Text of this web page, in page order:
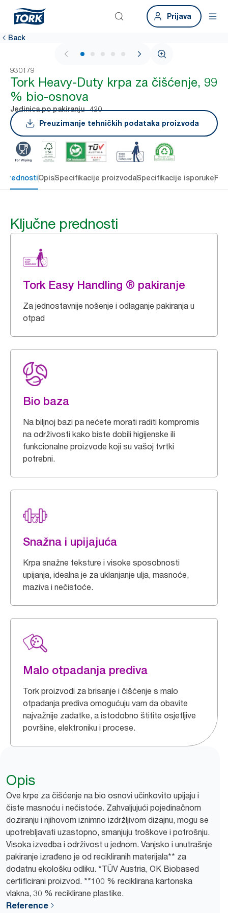
Prijava
Back
1 / 5
930179
Tork Heavy-Duty krpa za čišćenje, 99
% bio-osnova
Jedinica po pakiranju
420
Preuzimanje tehničkih podataka proizvoda
prednostiOpisSpecifikacije proizvodaSpecifikacije isporuke
Ključne prednosti
Tork Easy Handling ® pakiranje
Za jednostavnije nošenje i odlaganje pakiranja u
otpad
Bio baza
Na biljnoj bazi pa nećete morati raditi kompromis
na održivosti kako biste dobili higijenske ili
funkcionalne proizvode koji su vašoj tvrtki
potrebni.
Snažna i upijajuća
Krpa snažne teksture i visoke sposobnosti
upijanja, idealna je za uklanjanje ulja, masnoće,
maziva i nečistoće.
Malo otpadanja prediva
Tork proizvodi za brisanje i čišćenje s malo
otpadanja prediva omogućuju vam da obavite
najvažnije zadatke, a istodobno štitite osjetljive
površine, elektroniku i procese.
Opis
Ove krpe za čišćenje na bio osnovi učinkovito upijaju i
čiste masnoću i nečistoće. Zahvaljujući pojedinačnom
doziranju i njihovom iznimno izdržljivom dizajnu, mogu se
upotrebljavati uzastopno, smanjuju troškove i potrošnju.
Visoka izvedba i održivost u jednom. Vanjsko i unutrašnje
pakiranje izrađeno je od recikliranih materijala** za
dodatnu ekološku odliku. *TÜV Austria, OK Biobased
certificirani proizvod. **100 % reciklirana kartonska
vlakna, 30 % reciklirane plastike.
Reference